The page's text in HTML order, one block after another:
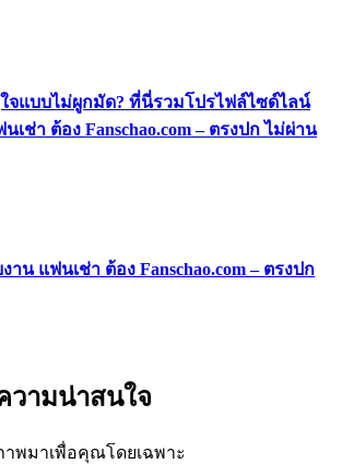
จแบบไม่ผูกมัด? ที่นี่รวมโปรไฟล์ไซด์ไลน์
ช่า ต้อง Fanschao.com – ตรงปก ไม่ผ่าน
น แฟนเช่า ต้อง Fanschao.com – ตรงปก
วามน่าสนใจ
พมาเพื่อคุณโดยเฉพาะ